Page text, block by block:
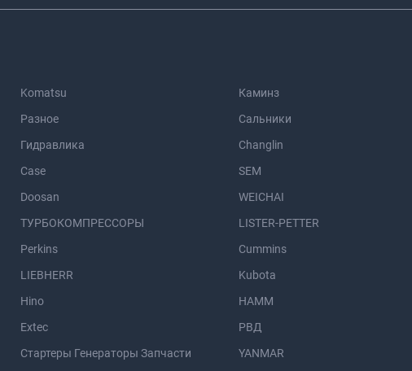
Komatsu
Каминз
Разное
Сальники
Гидравлика
Changlin
Case
SEM
Doosan
WEICHAI
ТУРБОКОМПРЕССОРЫ
LISTER-PETTER
Perkins
Cummins
LIEBHERR
Kubota
Hino
HAMM
Extec
РВД
Стартеры Генераторы Запчасти
YANMAR